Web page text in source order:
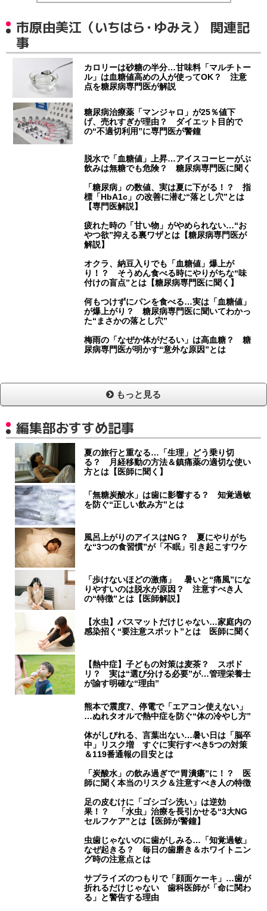
市原由美江（いちはら・ゆみえ） 関連記
事
カロリーは砂糖の半分…甘味料「マルチトー
ル」は血糖値高めの人が使ってOK？ 注意
点を糖尿病専門医が解説
糖尿病治療薬「マンジャロ」が25％値下
げ、売れすぎが理由？ ダイエット目的で
の“不適切利用”に専門医が警鐘
脱水で「血糖値」上昇…アイスコーヒーがぶ
飲みは無糖でも危険？ 糖尿病専門医に聞く
「糖尿病」の数値、実は夏に下がる！？ 指
標「HbA1c」の改善に潜む“落とし穴”とは
【専門医解説】
疲れた時の「甘い物」がやめられない…“お
やつ欲”抑える裏ワザとは【糖尿病専門医が
解説】
オクラ、納豆入りでも「血糖値」爆上が
り！？ そうめん食べる時にやりがちな“味
付けの盲点”とは【糖尿病専門医に聞く】
何もつけずにパンを食べる…実は「血糖値」
が爆上がり？ 糖尿病専門医に聞いてわかっ
た“まさかの落とし穴”
梅雨の「なぜか体がだるい」は高血糖？ 糖
尿病専門医が明かす“意外な原因”とは
もっと見る
編集部おすすめ記事
夏の旅行と重なる…「生理」どう乗り切
る？ 月経移動の方法＆鎮痛薬の適切な使い
方とは【医師に聞く】
「無糖炭酸水」は歯に影響する？ 知覚過敏
を防ぐ“正しい飲み方”とは
風呂上がりのアイスはNG？ 夏にやりがち
な“3つの食習慣”が「不眠」引き起こすワケ
「歩けないほどの激痛」 暑いと“痛風”にな
りやすいのは脱水が原因？ 注意すべき人
の“特徴”とは【医師解説】
【水虫】バスマットだけじゃない…家庭内の
感染招く“要注意スポット”とは 医師に聞く
【熱中症】子どもの対策は麦茶？ スポド
リ？ 実は“選び分ける必要”が…管理栄養士
が諭す明確な“理由”
熊本で震度7、停電で「エアコン使えない」
…ぬれタオルで熱中症を防ぐ“体の冷やし方”
体がしびれる、言葉出ない…暑い日は「脳卒
中」リスク増 すぐに実行すべき5つの対策
＆119番通報の目安とは
「炭酸水」の飲み過ぎで“胃潰瘍”に！？ 医
師に聞く本当のリスク＆注意すべき人の特徴
足の皮むけに「ゴシゴシ洗い」は逆効
果！？ 「水虫」治療を長引かせる“3大NG
セルフケア”とは【医師が警鐘】
虫歯じゃないのに歯がしみる…「知覚過敏」
なぜ起きる？ 毎日の歯磨き＆ホワイトニン
グ時の注意点とは
サプライズのつもりで「顔面ケーキ」…歯が
折れるだけじゃない 歯科医師が「命に関わ
る」と警告する理由